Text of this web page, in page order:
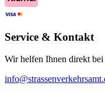
Service & Kontakt
Wir helfen Ihnen direkt bei